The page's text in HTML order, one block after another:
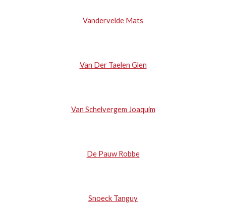
Vandervelde Mats
Van Der Taelen Glen
Van Schelvergem Joaquim
De Pauw Robbe
Snoeck Tanguy